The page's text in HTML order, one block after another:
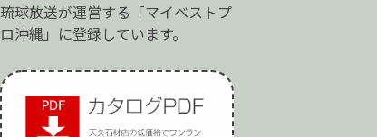
琉球放送が運営する「マイベストプ
ロ沖縄」に登録しています。